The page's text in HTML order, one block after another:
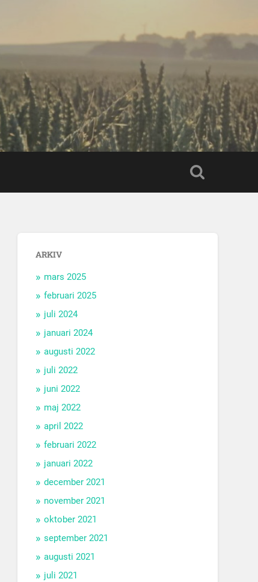
ARKIV
mars 2025
februari 2025
juli 2024
januari 2024
augusti 2022
juli 2022
juni 2022
maj 2022
april 2022
februari 2022
januari 2022
december 2021
november 2021
oktober 2021
september 2021
augusti 2021
juli 2021